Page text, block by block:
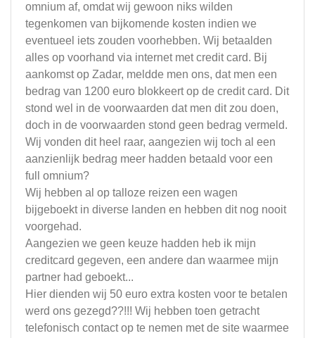
omnium af, omdat wij gewoon niks wilden
tegenkomen van bijkomende kosten indien we
eventueel iets zouden voorhebben. Wij betaalden
alles op voorhand via internet met credit card. Bij
aankomst op Zadar, meldde men ons, dat men een
bedrag van 1200 euro blokkeert op de credit card. Dit
stond wel in de voorwaarden dat men dit zou doen,
doch in de voorwaarden stond geen bedrag vermeld.
Wij vonden dit heel raar, aangezien wij toch al een
aanzienlijk bedrag meer hadden betaald voor een
full omnium?
Wij hebben al op talloze reizen een wagen
bijgeboekt in diverse landen en hebben dit nog nooit
voorgehad.
Aangezien we geen keuze hadden heb ik mijn
creditcard gegeven, een andere dan waarmee mijn
partner had geboekt...
Hier dienden wij 50 euro extra kosten voor te betalen
werd ons gezegd??!!! Wij hebben toen getracht
telefonisch contact op te nemen met de site waarmee